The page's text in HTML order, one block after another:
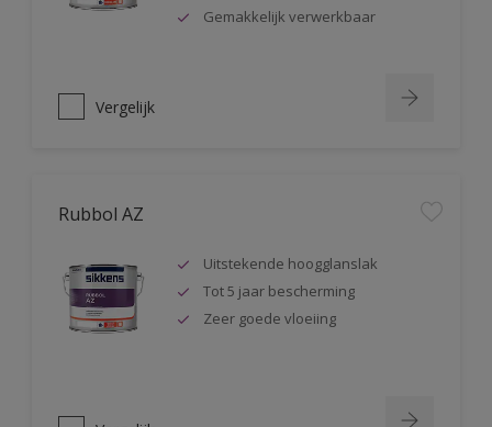
Gemakkelijk verwerkbaar
Vergelijk
Rubbol AZ
Uitstekende hoogglanslak
Tot 5 jaar bescherming
Zeer goede vloeiing